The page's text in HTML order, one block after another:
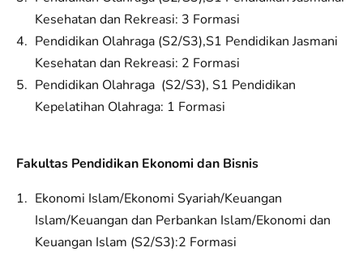
Kesehatan dan Rekreasi: 3 Formasi
Pendidikan Olahraga (S2/S3),S1 Pendidikan Jasmani
Kesehatan dan Rekreasi: 2 Formasi
Pendidikan Olahraga (S2/S3), S1 Pendidikan
Kepelatihan Olahraga: 1 Formasi
Fakultas Pendidikan Ekonomi dan Bisnis
Ekonomi Islam/Ekonomi Syariah/Keuangan
Islam/Keuangan dan Perbankan Islam/Ekonomi dan
Keuangan Islam (S2/S3):2 Formasi